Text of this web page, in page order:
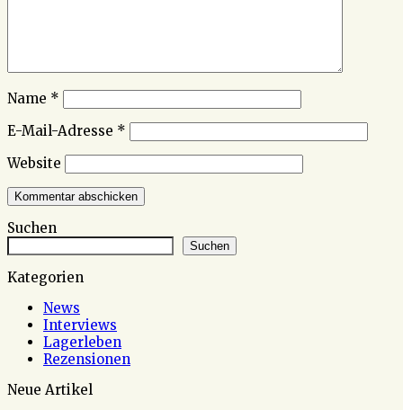
Name *
E-Mail-Adresse *
Website
Suchen
Suchen
Kategorien
News
Interviews
Lagerleben
Rezensionen
Neue Artikel